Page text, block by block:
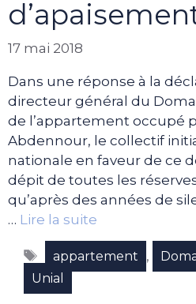
17 mai 2018
Dans une réponse à la
directeur général du
de l’appartement occupé
Abdennour, le collectif
nationale en faveur de ce
dépit de toutes les
qu’après des années de
… Lire la suite
Étiquettes
appartement ,
Unial